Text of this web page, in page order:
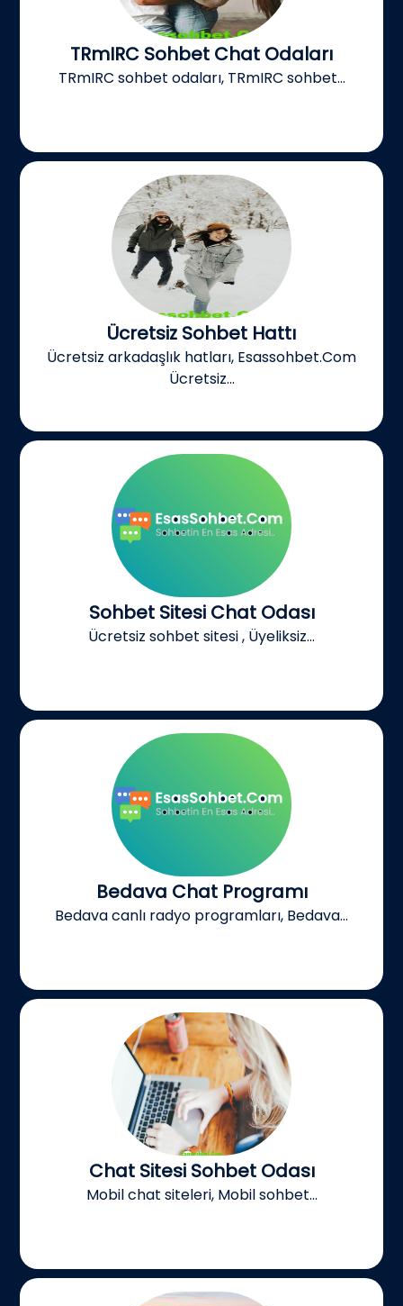
TRmIRC Sohbet Chat Odaları
TRmIRC sohbet odaları, TRmIRC sohbet...
Ücretsiz Sohbet Hattı
Ücretsiz arkadaşlık hatları, Esassohbet.Com
Ücretsiz...
Sohbet Sitesi Chat Odası
Ücretsiz sohbet sitesi , Üyeliksiz...
Bedava Chat Programı
Bedava canlı radyo programları, Bedava...
Chat Sitesi Sohbet Odası
Mobil chat siteleri, Mobil sohbet...